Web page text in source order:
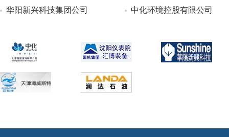
华阳新兴科技集团公司
中化环境控股有限公司